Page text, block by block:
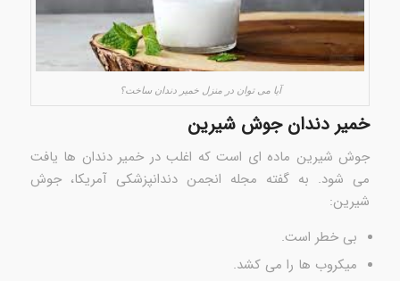
آیا می توان در منزل خمیر دندان ساخت؟
خمیر دندان جوش شیرین
جوش شیرین ماده ای است که اغلب در خمیر دندان ها یافت
می شود. به گفته مجله انجمن دندانپزشکی آمریکا، جوش
شیرین:
بی خطر است.
میکروب ها را می کشد.